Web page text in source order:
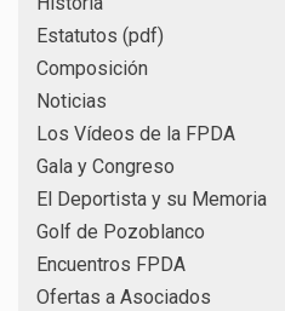
Estatutos (pdf)
Composición
Noticias
Los Vídeos de la FPDA
Gala y Congreso
El Deportista y su Memoria
Golf de Pozoblanco
Encuentros FPDA
Ofertas a Asociados